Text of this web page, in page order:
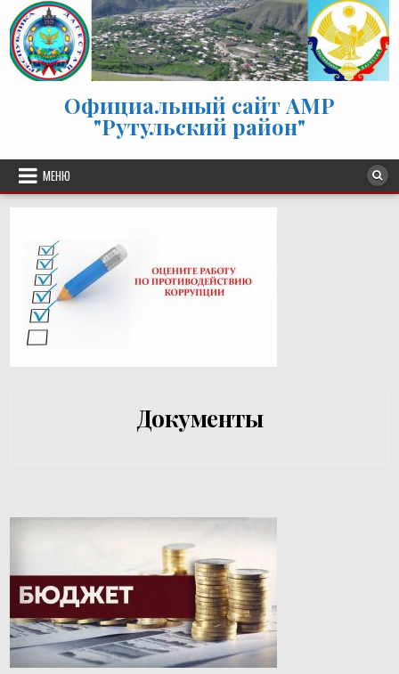
Перейти к содержимому
Официальный сайт АМР
"Рутульский район"
МЕНЮ
Документы